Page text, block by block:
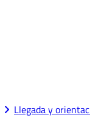
Llegada y